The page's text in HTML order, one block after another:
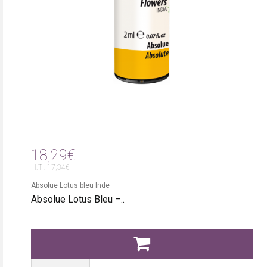
18,29€
H.T : 17,34€
Absolue Lotus bleu Inde
Absolue Lotus Bleu –..